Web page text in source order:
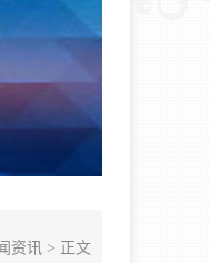
资讯 > 正文